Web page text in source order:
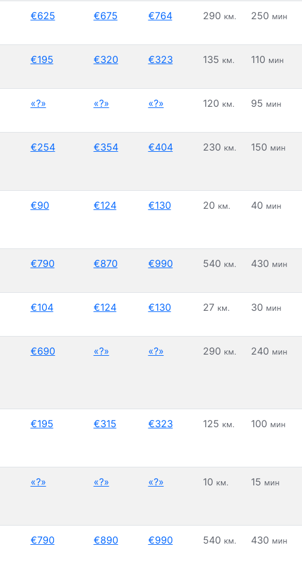
€625 €675 €764 290 км. 250 мин
€195 €320 €323 135 км. 110 мин
«?» «?» «?» 120 км. 95 мин
€254 €354 €404 230 км. 150 мин
€90 €124 €130 20 км. 40 мин
€790 €870 €990 540 км. 430 мин
€104 €124 €130 27 км. 30 мин
€690 «?» «?» 290 км. 240 мин
€195 €315 €323 125 км. 100 мин
«?» «?» «?» 10 км. 15 мин
€790 €890 €990 540 км. 430 мин